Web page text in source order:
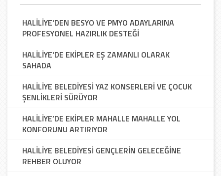
HALİLİYE'DEN BESYO VE PMYO ADAYLARINA
PROFESYONEL HAZIRLIK DESTEĞİ
HALİLİYE'DE EKİPLER EŞ ZAMANLI OLARAK
SAHADA
HALİLİYE BELEDİYESİ YAZ KONSERLERİ VE ÇOCUK
ŞENLİKLERİ SÜRÜYOR
HALİLİYE’DE EKİPLER MAHALLE MAHALLE YOL
KONFORUNU ARTIRIYOR
HALİLİYE BELEDİYESİ GENÇLERİN GELECEĞİNE
REHBER OLUYOR